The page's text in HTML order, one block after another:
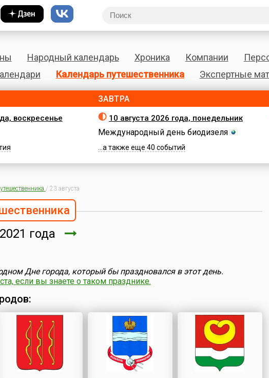
Народный календарь Хроника Компании
Календарь путешественника Экспертные
воскресенье
ЗАВТРА
10 августа 2026 года, понедельник
Международный день биодизеля
...а также еще 40 событий
/ 23 августа
года
Дне города, который бы праздновался в этот день.
если вы знаете о таком празднике.